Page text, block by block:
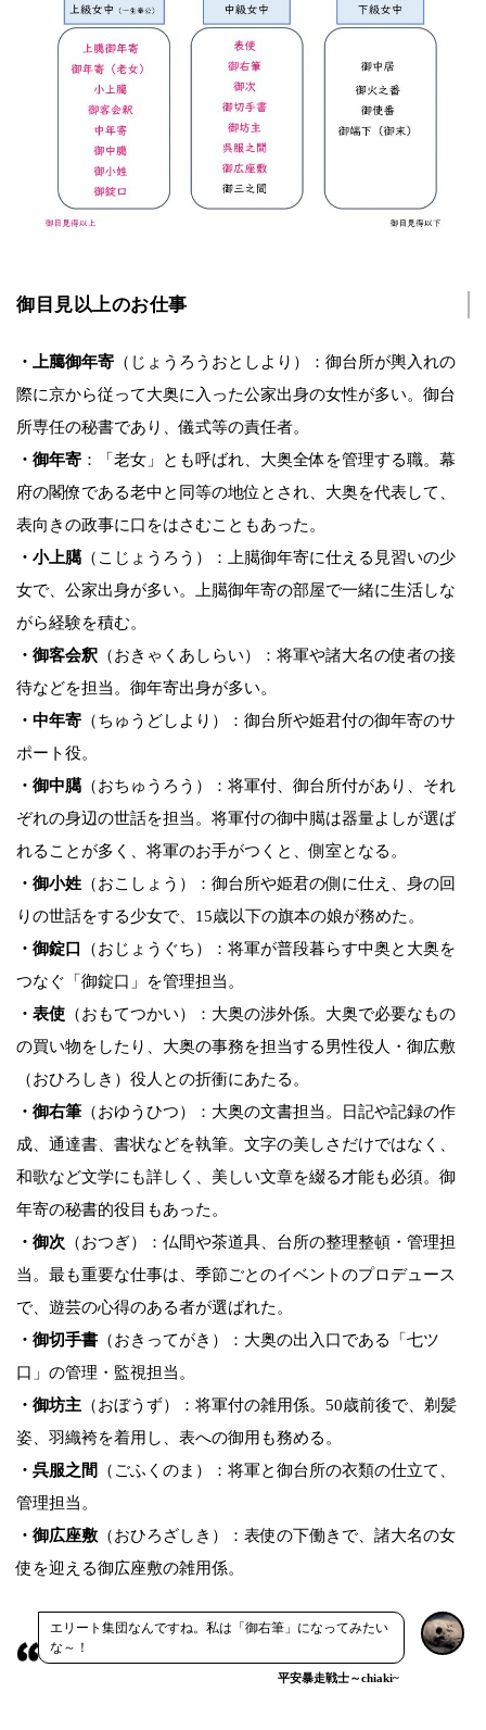
御目見以上のお仕事
・上﨟御年寄 （じょうろうおとしより）：御台所が輿入れの
際に京から従って大奥に入った公家出身の女性が多い。御台
所専任の秘書であり、儀式等の責任者。
・御年寄 ：「老女」とも呼ばれ、大奥全体を管理する職。幕
府の閣僚である老中と同等の地位とされ、大奥を代表して、
表向きの政事に口をはさむこともあった。
・小上臈 （こじょうろう）：上臈御年寄に仕える見習いの少
女で、公家出身が多い。上臈御年寄の部屋で一緒に生活しな
がら経験を積む。
・御客会釈 （おきゃくあしらい）：将軍や諸大名の使者の接
待などを担当。御年寄出身が多い。
・中年寄 （ちゅうどしより）：御台所や姫君付の御年寄のサ
ポート役。
・御中臈 （おちゅうろう）：将軍付、御台所付があり、それ
ぞれの身辺の世話を担当。将軍付の御中臈は器量よしが選ば
れることが多く、将軍のお手がつくと、側室となる。
・御小姓 （おこしょう）：御台所や姫君の側に仕え、身の回
りの世話をする少女で、15歳以下の旗本の娘が務めた。
・御錠口
（おじょうぐち）：将軍が普段暮らす中奥と大奥を
つなぐ「御錠口」を管理担当。
・表使 （おもてつかい）：大奥の渉外係。大奥で必要なもの
の買い物をしたり、大奥の事務を担当する男性役人・御広敷
（おひろしき）役人との折衝にあたる。
・御右筆 （おゆうひつ）：大奥の文書担当。日記や記録の作
成、通達書、書状などを執筆。文字の美しさだけではなく、
和歌など文学にも詳しく、美しい文章を綴る才能も必須。御
年寄の秘書的役目もあった。
・御次 （おつぎ）：仏間や茶道具、台所の整理整頓・管理担
当。最も重要な仕事は、季節ごとのイベントのプロデュース
で、遊芸の心得のある者が選ばれた。
・御切手書 （おきってがき）：大奥の出入口である「七ツ
口」の管理・監視担当。
・御坊主 （おぼうず）：将軍付の雑用係。50歳前後で、剃髪
姿、羽織袴を着用し、表への御用も務める。
・呉服之間
（ごふくのま）：将軍と御台所の衣類の仕立て、
管理担当。
・御広座敷 （おひろざしき）：表使の下働きで、諸大名の女
使を迎える御広座敷の雑用係。
エリート集団なんですね。私は「御右筆」になってみたい
な～！
平安暴走戦士～chiaki~